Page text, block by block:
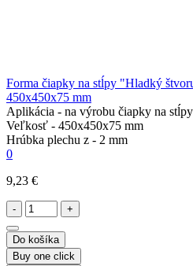
Forma čiapky na stĺpy "Hladký
450х450х75 mm
Aplikácia - na výrobu čiapky na stĺpy
Veľkosť - 450x450x75 mm
Hrúbka plechu z - 2 mm
0
9,23 €
- +
Do košíka
Buy one click